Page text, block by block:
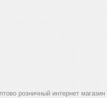
розничный интернет